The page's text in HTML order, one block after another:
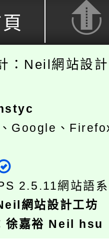
：Neil網站設
Google、
2.5.11網站語
網站設計工坊
徐嘉裕 Neil hsu